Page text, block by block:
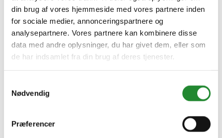
din brug af vores hjemmeside med vores partnere inden
for sociale medier, annonceringspartnere og
analysepartnere. Vores partnere kan kombinere disse
data med andre oplysninger, du har givet dem, eller som
de har indsamlet fra din brug af deres tjenester.
Nødvendig
Præferencer
DKK 599,95Inkl. moms